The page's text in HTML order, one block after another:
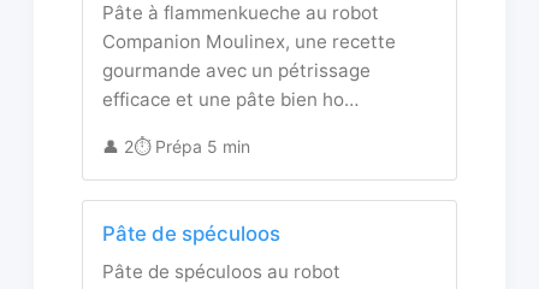
Pâte à flammenkueche au robot
Companion Moulinex, une recette
gourmande avec un pétrissage
efficace et une pâte bien ho…
👤 2⏱️ Prépa 5 min
Pâte de spéculoos
Pâte de spéculoos au robot